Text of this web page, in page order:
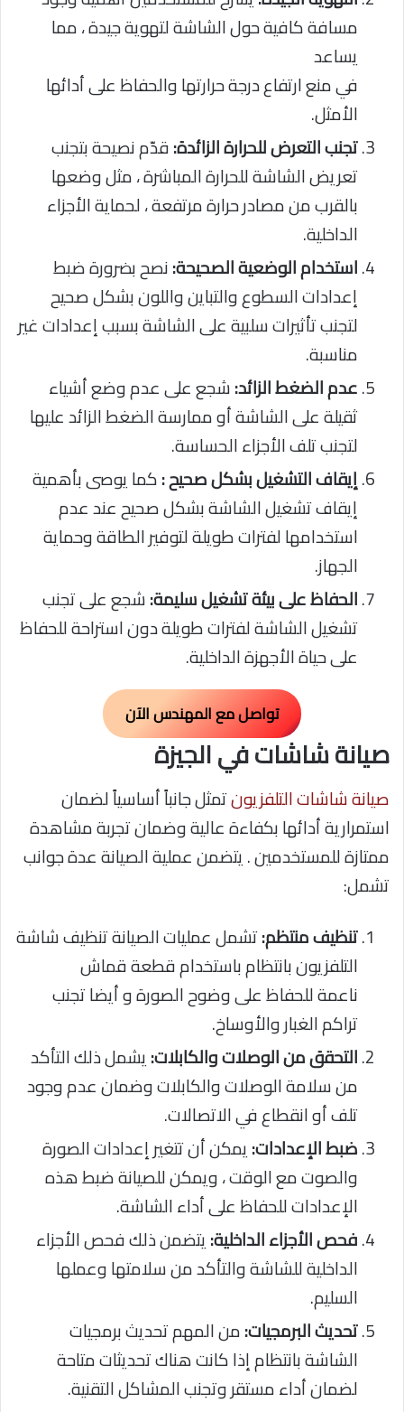
مسافة كافية حول الشاشة لتهوية جيدة ، مما
يساعد
في منع ارتفاع درجة حرارتها والحفاظ على أدائها
الأمثل.
تجنب التعرض للحرارة الزائدة:قدّم نصيحة بتجنب
تعريض الشاشة للحرارة المباشرة ، مثل وضعها
بالقرب من مصادر حرارة مرتفعة ، لحماية الأجزاء
الداخلية.
استخدام الوضعية الصحيحة:نصح بضرورة ضبط
إعدادات السطوع والتباين واللون بشكل صحيح
لتجنب تأثيرات سلبية على الشاشة بسبب إعدادات غير
مناسبة.
عدم الضغط الزائد:شجع على عدم وضع أشياء
ثقيلة على الشاشة أو ممارسة الضغط الزائد عليها
لتجنب تلف الأجزاء الحساسة.
إيقاف التشغيل بشكل صحيح :كما يوصى بأهمية
إيقاف تشغيل الشاشة بشكل صحيح عند عدم
استخدامها لفترات طويلة لتوفير الطاقة وحماية
الجهاز.
الحفاظ على بيئة تشغيل سليمة:شجع على تجنب
تشغيل الشاشة لفترات طويلة دون استراحة للحفاظ
على حياة الأجهزة الداخلية.
تواصل مع المهندس الآن
صيانة شاشات في الجيزة
صيانة شاشات التلفزيونتمثل جانباً أساسياً لضمان
استمرارية أدائها بكفاءة عالية وضمان تجربة مشاهدة
ممتازة للمستخدمين . يتضمن عملية الصيانة عدة جوانب
تشمل:
تنظيف منتظم:تشمل عمليات الصيانة تنظيف شاشة
التلفزيون بانتظام باستخدام قطعة قماش
ناعمة للحفاظ على وضوح الصورة و أيضا تجنب
تراكم الغبار والأوساخ.
التحقق من الوصلات والكابلات:يشمل ذلك التأكد
من سلامة الوصلات والكابلات وضمان عدم وجود
تلف أو انقطاع في الاتصالات.
ضبط الإعدادات:يمكن أن تتغير إعدادات الصورة
والصوت مع الوقت ، ويمكن للصيانة ضبط هذه
الإعدادات للحفاظ على أداء الشاشة.
فحص الأجزاء الداخلية:يتضمن ذلك فحص الأجزاء
الداخلية للشاشة والتأكد من سلامتها وعملها
السليم.
تحديث البرمجيات:من المهم تحديث برمجيات
الشاشة بانتظام إذا كانت هناك تحديثات متاحة
لضمان أداء مستقر وتجنب المشاكل التقنية.